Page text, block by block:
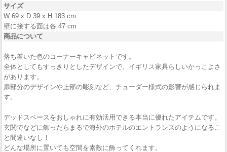
サイズ
W 69 x D 39 x H 183 cm
壁に接する面は各 47 cm
商品について
落ち着いた色のコーナーキャビネットです。
全体としてもすっきりとしたデザインで、イギリス家具らしいかっこよさ
があります。
扉部分のデザインや上部の彫刻など、チューダー様式の影響が感じられま
す。
デッドスペースをおしゃれに有効活用できる本当に優れたアイテムです。
玄関でなどに飾ったらまるで海外のホテルのエントランスのようになるこ
と間違いなし！
どんな場所に置いても空間を素敵に飾ってくれます。